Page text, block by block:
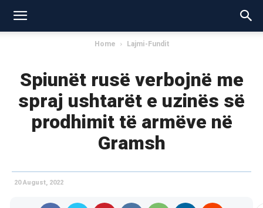
Home Lajmi-Fundit
Spiunët rusë verbojnë me
spraj ushtarët e uzinës së
prodhimit të armëve në
Gramsh
20 August, 2022